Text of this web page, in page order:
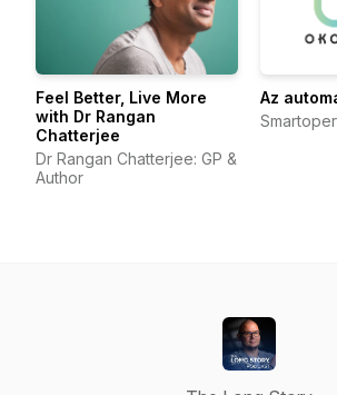
Feel Better, Live More
with Dr Rangan
Chatterjee
Dr Rangan Chatterjee: GP &
Author
Az